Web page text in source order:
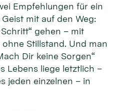
Empfehlungen für ein
mit auf den Weg:
gehen – mit
Stillstand. Und man
Dir keine Sorgen“
Lebens liege letztlich –
jeden einzelnen – in